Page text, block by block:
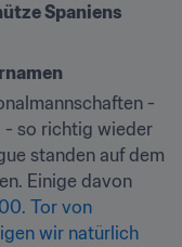
Spaniens
-
- so richtig wieder
standen auf dem
Einige davon
Tor von
wir natürlich